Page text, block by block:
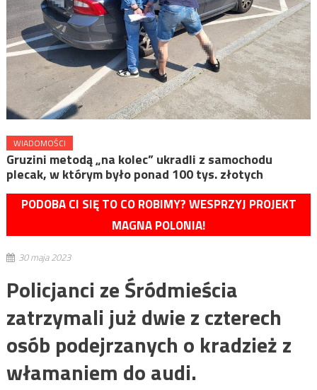
WIADOMOŚCI
Gruzini metodą „na kolec” ukradli z samochodu
plecak, w którym było ponad 100 tys. złotych
PODOBA CI SIĘ TO CO ROBIMY? WESPRZYJ PROJEKT
MAGNA POLONIA!
30 maja 2023
Policjanci ze Śródmieścia
zatrzymali już dwie z czterech
osób podejrzanych o kradzież z
włamaniem do audi.